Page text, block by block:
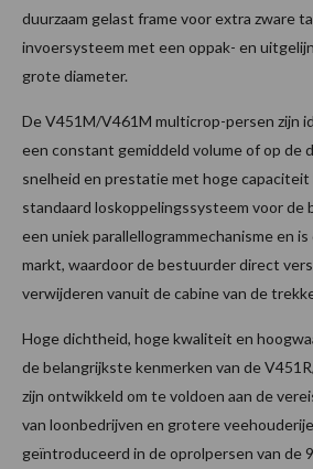
duurzaam gelast frame voor extra zware
invoersysteem met een oppak- en
grote diameter.
De V451M/V461M multicrop-persen zijn
een constant gemiddeld volume of op de
snelheid en prestatie met hoge capaciteit
standaard loskoppelingssysteem voor de
een uniek parallellogrammechanisme en
markt, waardoor de bestuurder direct
verwijderen vanuit de cabine van de
Hoge dichtheid, hoge kwaliteit en
de belangrijkste kenmerken van de
zijn ontwikkeld om te voldoen aan de
van loonbedrijven en grotere
geïntroduceerd in de oprolpersen van de